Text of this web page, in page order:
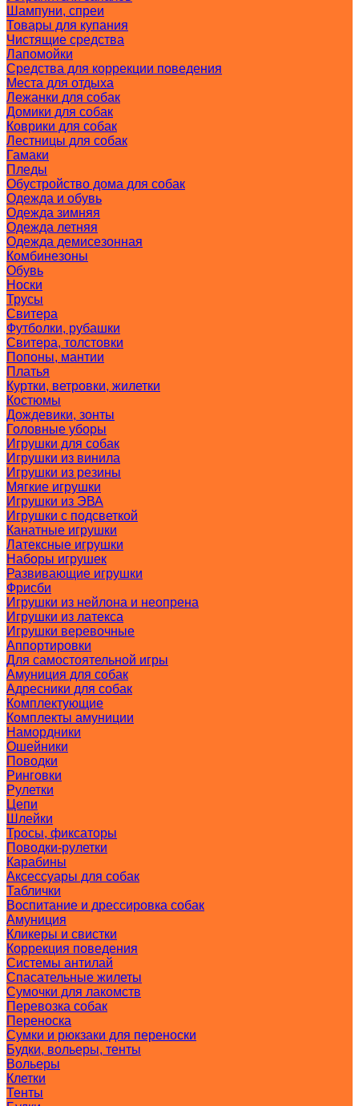
Шампуни, спреи
Товары для купания
Чистящие средства
Лапомойки
Средства для коррекции поведения
Места для отдыха
Лежанки для собак
Домики для собак
Коврики для собак
Лестницы для собак
Гамаки
Пледы
Обустройство дома для собак
Одежда и обувь
Одежда зимняя
Одежда летняя
Одежда демисезонная
Комбинезоны
Обувь
Носки
Трусы
Свитера
Футболки, рубашки
Свитера, толстовки
Попоны, мантии
Платья
Куртки, ветровки, жилетки
Костюмы
Дождевики, зонты
Головные уборы
Игрушки для собак
Игрушки из винила
Игрушки из резины
Мягкие игрушки
Игрушки из ЭВА
Игрушки с подсветкой
Канатные игрушки
Латексные игрушки
Наборы игрушек
Развивающие игрушки
Фрисби
Игрушки из нейлона и неопрена
Игрушки из латекса
Игрушки веревочные
Аппортировки
Для самостоятельной игры
Амуниция для собак
Адресники для собак
Комплектующие
Комплекты амуниции
Намордники
Ошейники
Поводки
Ринговки
Рулетки
Цепи
Шлейки
Тросы, фиксаторы
Поводки-рулетки
Карабины
Аксессуары для собак
Таблички
Воспитание и дрессировка собак
Амуниция
Кликеры и свистки
Коррекция поведения
Системы антилай
Спасательные жилеты
Сумочки для лакомств
Перевозка собак
Переноска
Сумки и рюкзаки для переноски
Будки, вольеры, тенты
Вольеры
Клетки
Тенты